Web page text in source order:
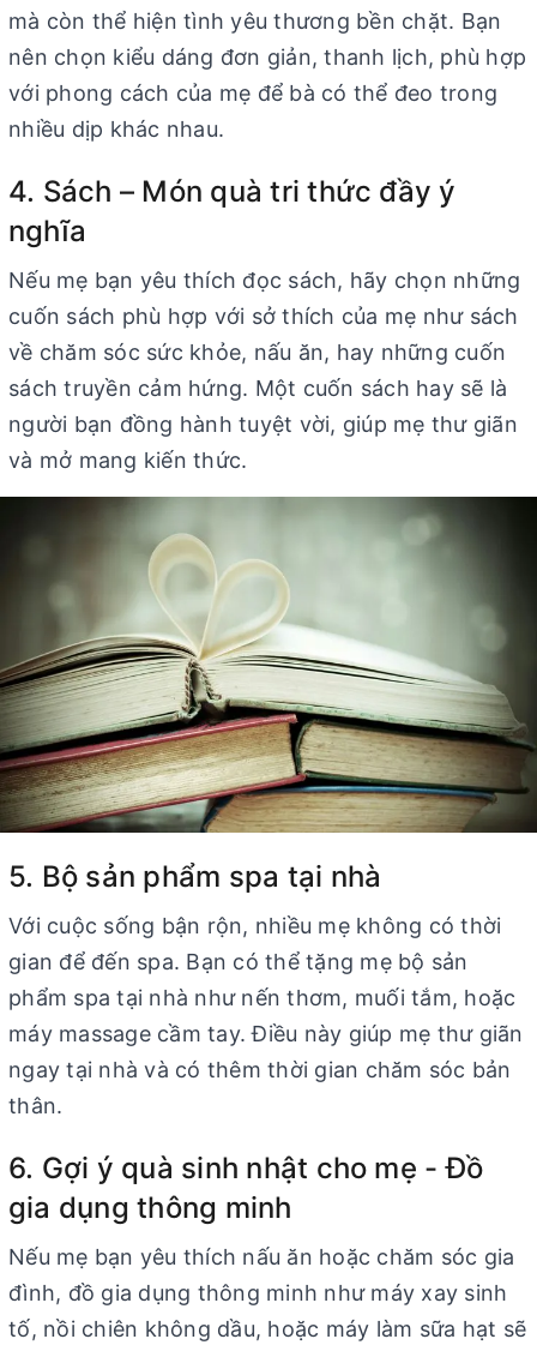
mà còn thể hiện tình yêu thương bền chặt. Bạn
nên chọn kiểu dáng đơn giản, thanh lịch, phù hợp
với phong cách của mẹ để bà có thể đeo trong
nhiều dịp khác nhau.
4. Sách – Món quà tri thức đầy ý
nghĩa
Nếu mẹ bạn yêu thích đọc sách, hãy chọn những
cuốn sách phù hợp với sở thích của mẹ như sách
về chăm sóc sức khỏe, nấu ăn, hay những cuốn
sách truyền cảm hứng. Một cuốn sách hay sẽ là
người bạn đồng hành tuyệt vời, giúp mẹ thư giãn
và mở mang kiến thức.
5. Bộ sản phẩm spa tại nhà
Với cuộc sống bận rộn, nhiều mẹ không có thời
gian để đến spa. Bạn có thể tặng mẹ bộ sản
phẩm spa tại nhà như nến thơm, muối tắm, hoặc
máy massage cầm tay. Điều này giúp mẹ thư giãn
ngay tại nhà và có thêm thời gian chăm sóc bản
thân.
6. Gợi ý quà sinh nhật cho mẹ - Đồ
gia dụng thông minh
Nếu mẹ bạn yêu thích nấu ăn hoặc chăm sóc gia
đình, đồ gia dụng thông minh như máy xay sinh
tố, nồi chiên không dầu, hoặc máy làm sữa hạt sẽ